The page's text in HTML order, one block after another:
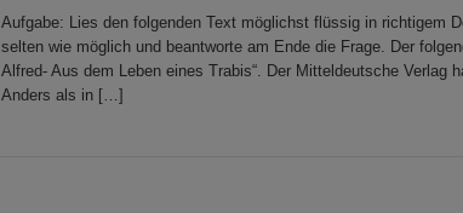
Aufgabe: Lies den folgenden Text möglichst flüssig in richtigem
selten wie möglich und beantworte am Ende die Frage. Der
Alfred- Aus dem Leben eines Trabis“. Der Mitteldeutsche Verlag
Anders als in […]